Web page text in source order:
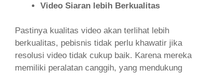
Video Siaran lebih Berkualitas
Pastinya kualitas video akan terlihat lebih
berkualitas, pebisnis tidak perlu khawatir jika
resolusi video tidak cukup baik. Karena mereka
memiliki peralatan canggih, yang mendukung